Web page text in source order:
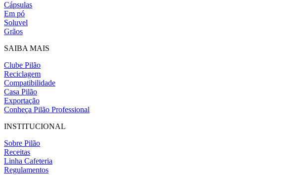
Cápsulas
Em pó
Soluvel
Grãos
SAIBA MAIS
Clube Pilão
Reciclagem
Compatibilidade
Casa Pilão
Exportação
Conheça Pilão Professional
INSTITUCIONAL
Sobre Pilão
Receitas
Linha Cafeteria
Regulamentos